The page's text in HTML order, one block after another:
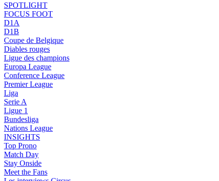
SPOTLIGHT
FOCUS FOOT
D1A
D1B
Coupe de Belgique
Diables rouges
Ligue des champions
Europa League
Conference League
Premier League
Liga
Serie A
Ligue 1
Bundesliga
Nations League
INSIGHTS
Top Prono
Match Day
Stay Onside
Meet the Fans